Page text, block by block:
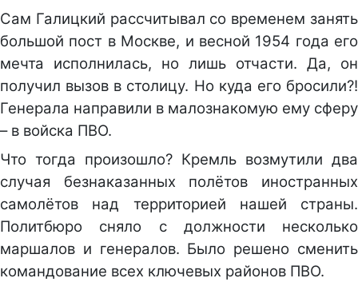
Сам Галицкий рассчитывал со временем занять
большой пост в Москве, и весной 1954 года его
мечта исполнилась, но лишь отчасти. Да, он
получил вызов в столицу. Но куда его бросили?!
Генерала направили в малознакомую ему сферу
– в войска ПВО.
Что тогда произошло? Кремль возмутили два
случая безнаказанных полётов иностранных
самолётов над территорией нашей страны.
Политбюро сняло с должности несколько
маршалов и генералов. Было решено сменить
командование всех ключевых районов ПВО.